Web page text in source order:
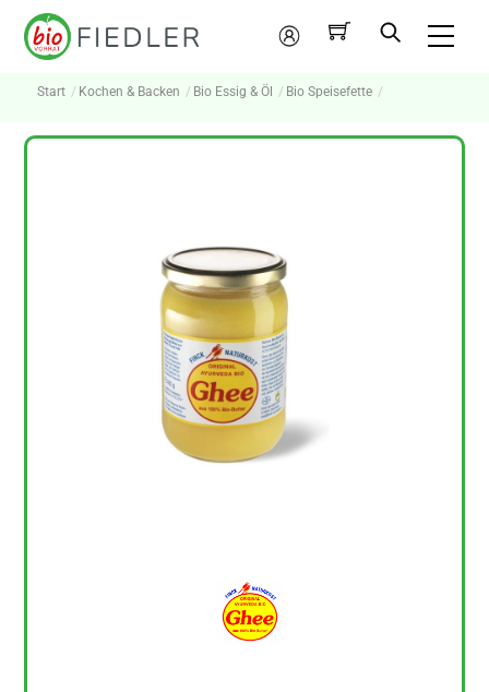
Skip
Mein
Konto
Start Kochen & Backen Bio Essig & Öl Bio Speisefette